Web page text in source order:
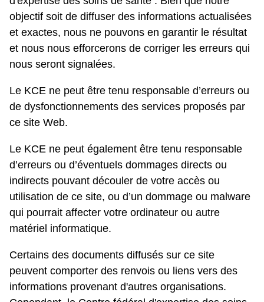
objectif soit de diffuser des informations actualisées
et exactes, nous ne pouvons en garantir le résultat
et nous nous efforcerons de corriger les erreurs qui
nous seront signalées.
Le KCE ne peut être tenu responsable d’erreurs ou
de dysfonctionnements des services proposés par
ce site Web.
Le KCE ne peut également être tenu responsable
d’erreurs ou d’éventuels dommages directs ou
indirects pouvant découler de votre accès ou
utilisation de ce site, ou d’un dommage ou malware
qui pourrait affecter votre ordinateur ou autre
matériel informatique.
Certains des documents diffusés sur ce site
peuvent comporter des renvois ou liens vers des
informations provenant d'autres organisations.